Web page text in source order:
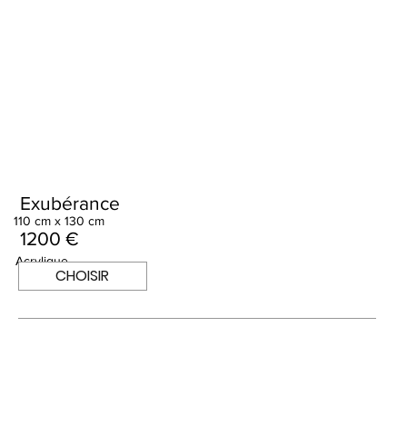
Exubérance
Acrylique
1200 €
110 cm x 130 cm
CHOISIR